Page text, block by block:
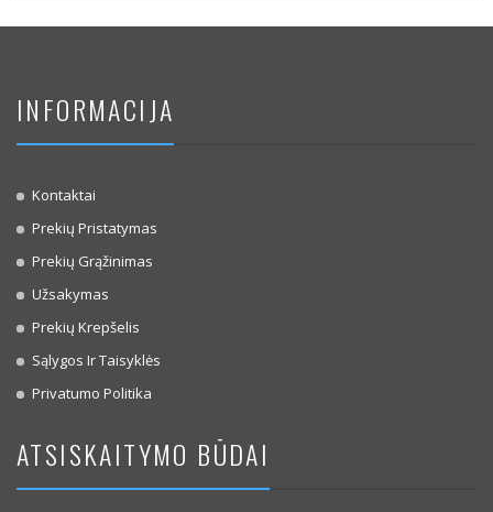
INFORMACIJA
Kontaktai
Prekių Pristatymas
Prekių Grąžinimas
Užsakymas
Prekių Krepšelis
Sąlygos Ir Taisyklės
Privatumo Politika
ATSISKAITYMO BŪDAI